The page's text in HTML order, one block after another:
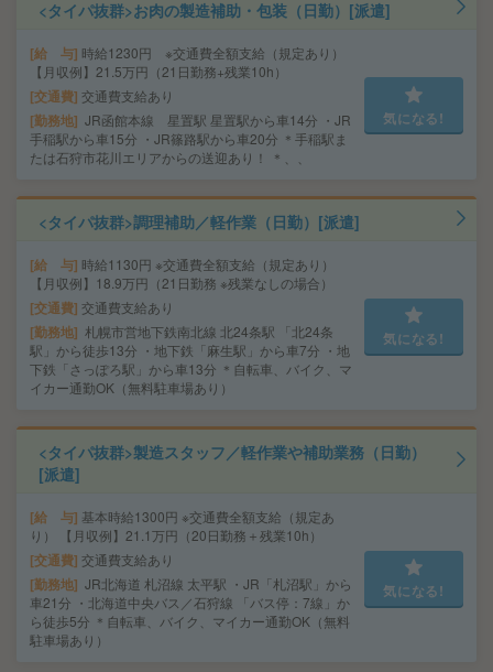
<タイパ抜群>お肉の製造補助・包装（日勤）[派遣]
給 与 時給1230円 ※交通費全額支給（規定あり）
【月収例】21.5万円（21日勤務+残業10h）
交通費 交通費支給あり
勤務地 JR函館本線 星置駅 星置駅から車14分 ・JR
手稲駅から車15分 ・JR篠路駅から車20分 ＊手稲駅ま
たは石狩市花川エリアからの送迎あり！ ＊、、
気になる!
<タイパ抜群>調理補助／軽作業（日勤）[派遣]
給 与 時給1130円 ※交通費全額支給（規定あり）
【月収例】18.9万円（21日勤務 ※残業なしの場合）
交通費 交通費支給あり
勤務地 札幌市営地下鉄南北線 北24条駅 「北24条
駅」から徒歩13分 ・地下鉄「麻生駅」から車7分 ・地
下鉄「さっぽろ駅」から車13分 ＊自転車、バイク、マ
イカー通勤OK（無料駐車場あり）
気になる!
<タイパ抜群>製造スタッフ／軽作業や補助業務（日勤）
[派遣]
給 与 基本時給1300円 ※交通費全額支給（規定あ
り） 【月収例】21.1万円（20日勤務＋残業10h）
交通費 交通費支給あり
勤務地 JR北海道 札沼線 太平駅 ・JR「札沼駅」から
車21分 ・北海道中央バス／石狩線 「バス停：7線」か
ら徒歩5分 ＊自転車、バイク、マイカー通勤OK（無料
駐車場あり）
気になる!